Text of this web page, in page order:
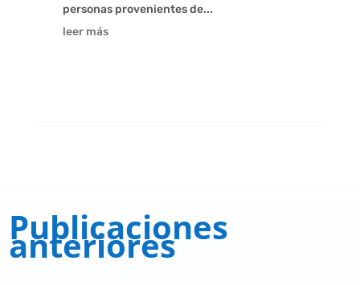
personas provenientes de...
leer más
Publicaciones
anteriores